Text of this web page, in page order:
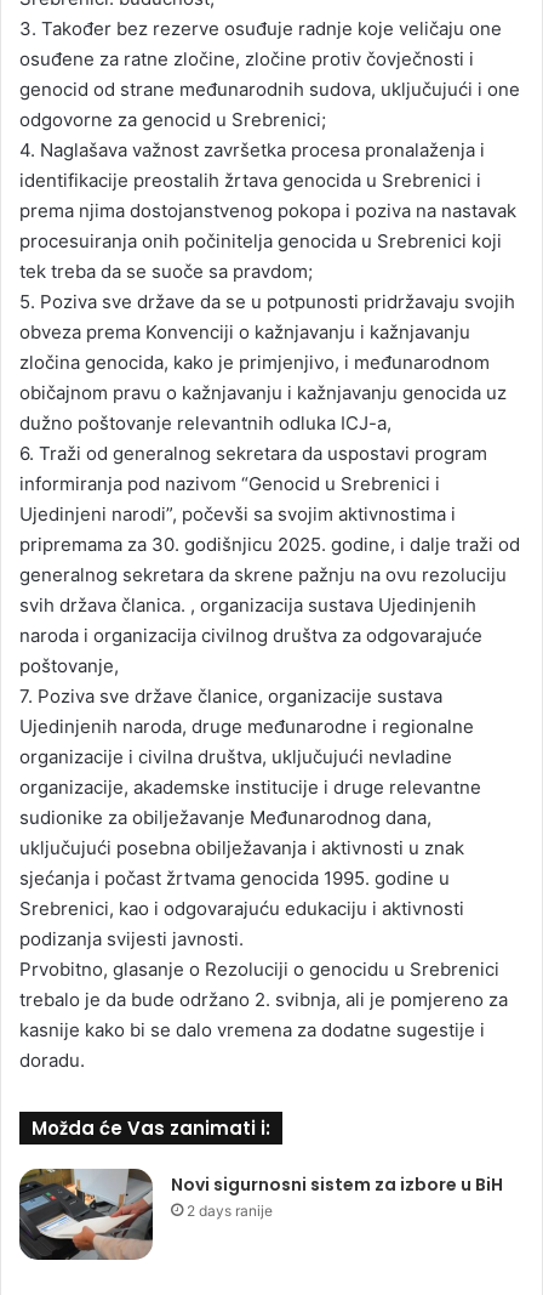
3. Također bez rezerve osuđuje radnje koje veličaju one
osuđene za ratne zločine, zločine protiv čovječnosti i
genocid od strane međunarodnih sudova, uključujući i one
odgovorne za genocid u Srebrenici;
4. Naglašava važnost završetka procesa pronalaženja i
identifikacije preostalih žrtava genocida u Srebrenici i
prema njima dostojanstvenog pokopa i poziva na nastavak
procesuiranja onih počinitelja genocida u Srebrenici koji
tek treba da se suoče sa pravdom;
5. Poziva sve države da se u potpunosti pridržavaju svojih
obveza prema Konvenciji o kažnjavanju i kažnjavanju
zločina genocida, kako je primjenjivo, i međunarodnom
običajnom pravu o kažnjavanju i kažnjavanju genocida uz
dužno poštovanje relevantnih odluka ICJ-a,
6. Traži od generalnog sekretara da uspostavi program
informiranja pod nazivom “Genocid u Srebrenici i
Ujedinjeni narodi”, počevši sa svojim aktivnostima i
pripremama za 30. godišnjicu 2025. godine, i dalje traži od
generalnog sekretara da skrene pažnju na ovu rezoluciju
svih država članica. , organizacija sustava Ujedinjenih
naroda i organizacija civilnog društva za odgovarajuće
poštovanje,
7. Poziva sve države članice, organizacije sustava
Ujedinjenih naroda, druge međunarodne i regionalne
organizacije i civilna društva, uključujući nevladine
organizacije, akademske institucije i druge relevantne
sudionike za obilježavanje Međunarodnog dana,
uključujući posebna obilježavanja i aktivnosti u znak
sjećanja i počast žrtvama genocida 1995. godine u
Srebrenici, kao i odgovarajuću edukaciju i aktivnosti
podizanja svijesti javnosti.
Prvobitno, glasanje o Rezoluciji o genocidu u Srebrenici
trebalo je da bude održano 2. svibnja, ali je pomjereno za
kasnije kako bi se dalo vremena za dodatne sugestije i
doradu.
Možda će Vas zanimati i:
Novi sigurnosni sistem za izbore u BiH
2 days ranije